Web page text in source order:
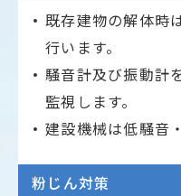
既存建物の解体時
行います。
騒音計及び振動計
監視します。
建設機械は低騒音
粉じん対策